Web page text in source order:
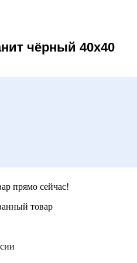
чёрный 40х40
прямо сейчас!
товар